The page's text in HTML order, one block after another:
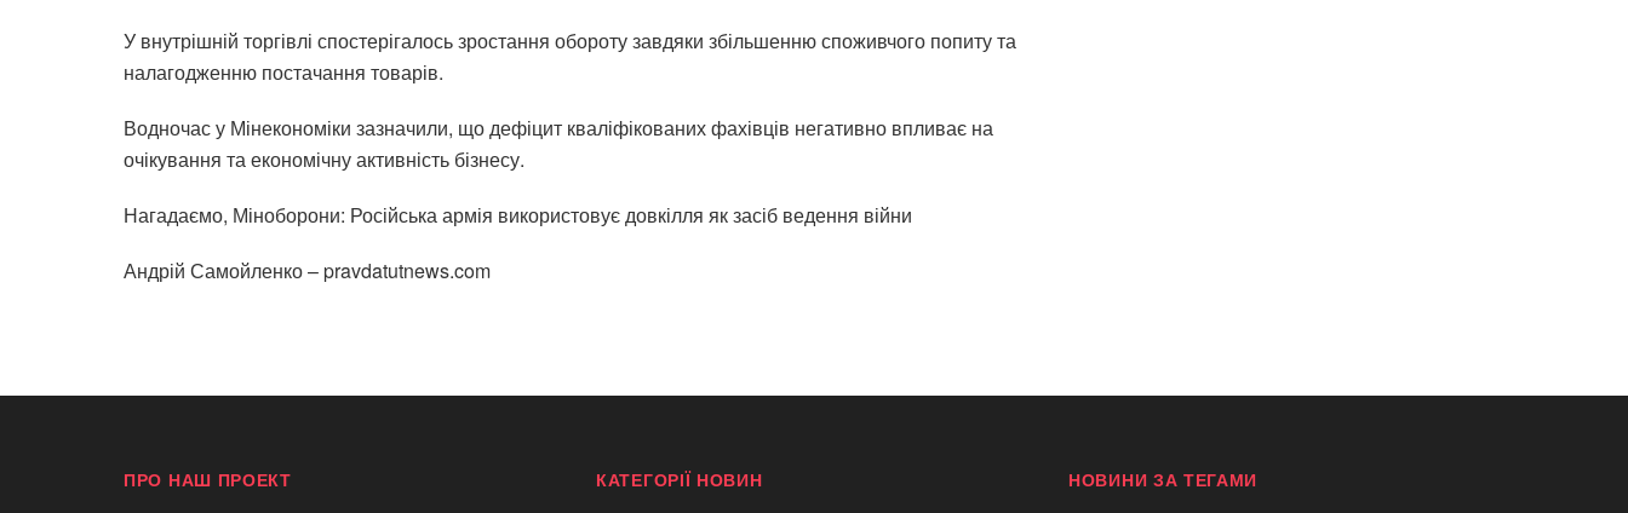
У внутрішній торгівлі спостерігалось зростання обороту завдяки збільшенню споживчого попиту та
налагодженню постачання товарів.
Водночас у Мінекономіки зазначили, що дефіцит кваліфікованих фахівців негативно впливає на
очікування та економічну активність бізнесу.
Нагадаємо, Міноборони: Російська армія використовує довкілля як засіб ведення війни
Андрій Самойленко – pravdatutnews.com
ПРО НАШ ПРОЕКТ
КАТЕГОРІЇ НОВИН
НОВИНИ ЗА ТЕГАМИ